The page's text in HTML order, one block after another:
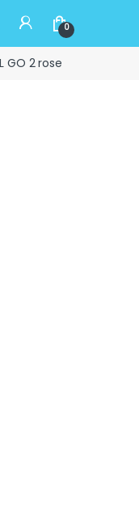
0
GO 2 rose